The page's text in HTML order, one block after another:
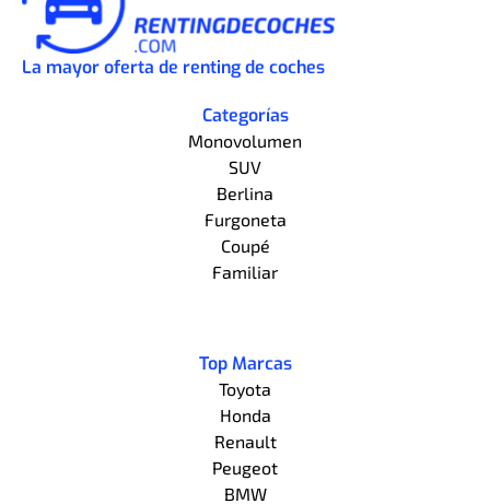
La mayor oferta de renting de coches
Categorías
Monovolumen
SUV
Berlina
Furgoneta
Coupé
Familiar
Top Marcas
Toyota
Honda
Renault
Peugeot
BMW